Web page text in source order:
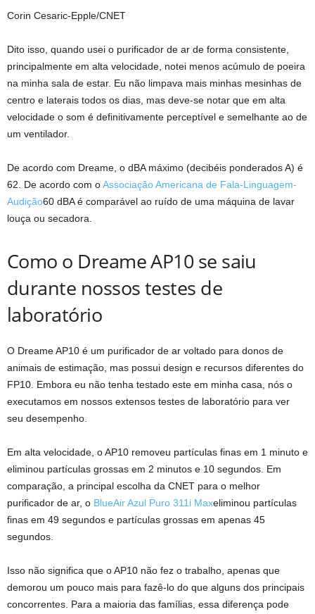
Corin Cesaric-Epple/CNET
Dito isso, quando usei o purificador de ar de forma consistente,
principalmente em alta velocidade, notei menos acúmulo de poeira
na minha sala de estar. Eu não limpava mais minhas mesinhas de
centro e laterais todos os dias, mas deve-se notar que em alta
velocidade o som é definitivamente perceptível e semelhante ao de
um ventilador.
De acordo com Dreame, o dBA máximo (decibéis ponderados A) é
62. De acordo com oAssociação Americana de Fala-Linguagem-
Audição60 dBA é comparável ao ruído de uma máquina de lavar
louça ou secadora.
Como o Dreame AP10 se saiu
durante nossos testes de
laboratório
O Dreame AP10 é um purificador de ar voltado para donos de
animais de estimação, mas possui design e recursos diferentes do
FP10. Embora eu não tenha testado este em minha casa, nós o
executamos em nossos extensos testes de laboratório para ver
seu desempenho.
Em alta velocidade, o AP10 removeu partículas finas em 1 minuto e
eliminou partículas grossas em 2 minutos e 10 segundos. Em
comparação, a principal escolha da CNET para o melhor
purificador de ar, o BlueAir Azul Puro 311i Maxeliminou partículas
finas em 49 segundos e partículas grossas em apenas 45
segundos.
Isso não significa que o AP10 não fez o trabalho, apenas que
demorou um pouco mais para fazê-lo do que alguns dos principais
concorrentes. Para a maioria das famílias, essa diferença pode